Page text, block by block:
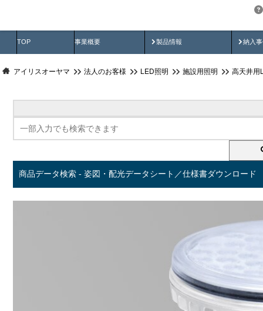
TOP 事業概要 製品情報
製品動画 納入
納
アイリスオーヤマ 法人のお客様 LED照明 施設用照明 高天井用
商品データ検索 - 姿図・配光データシート／仕様書ダウンロード